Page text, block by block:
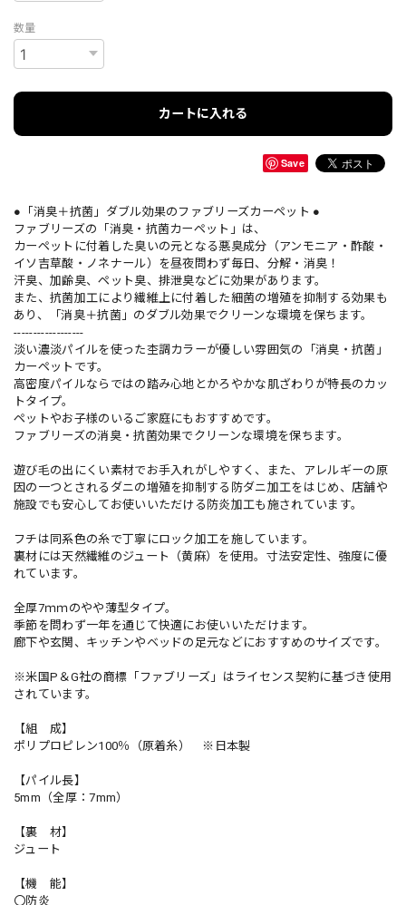
数量
カートに入れる
Save
●「消臭＋抗菌」ダブル効果のファブリーズカーペット ●
ファブリーズの「消臭・抗菌カーペット」は、
カーペットに付着した臭いの元となる悪臭成分（アンモニア・酢酸・
イソ吉草酸・ノネナール）を昼夜問わず毎日、分解・消臭！
汗臭、加齢臭、ペット臭、排泄臭などに効果があります。
また、抗菌加工により繊維上に付着した細菌の増殖を抑制する効果も
あり、「消臭＋抗菌」のダブル効果でクリーンな環境を保ちます。
------------------
淡い濃淡パイルを使った杢調カラーが優しい雰囲気の「消臭・抗菌」
カーペットです。
高密度パイルならではの踏み心地とかろやかな肌ざわりが特長のカッ
トタイプ。
ペットやお子様のいるご家庭にもおすすめです。
ファブリーズの消臭・抗菌効果でクリーンな環境を保ちます。
遊び毛の出にくい素材でお手入れがしやすく、また、アレルギーの原
因の一つとされるダニの増殖を抑制する防ダニ加工をはじめ、店舗や
施設でも安心してお使いいただける防炎加工も施されています。
フチは同系色の糸で丁寧にロック加工を施しています。
裏材には天然繊維のジュート（黄麻）を使用。寸法安定性、強度に優
れています。
全厚7ｍｍのやや薄型タイプ。
季節を問わず一年を通じて快適にお使いいただけます。
廊下や玄関、キッチンやベッドの足元などにおすすめのサイズです。
※米国P＆G社の商標「ファブリーズ」はライセンス契約に基づき使用
されています。
【組 成】
ポリプロピレン100％（原着糸） ※日本製
【パイル長】
5mm（全厚：7mm）
【裏 材】
ジュート
【機 能】
〇防炎